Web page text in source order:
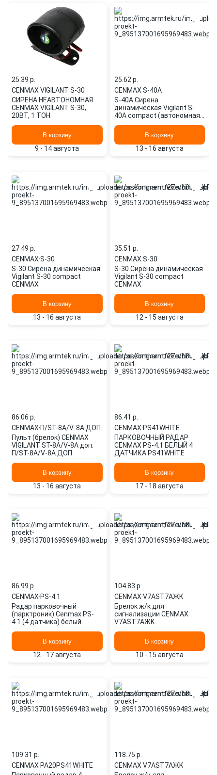
25.39 p.
CENMAX·VIGILANT S-30
СИРЕНА НЕАВТОНОМНАЯ
CENMAX VIGILANT S-30,
20ВТ, 1 ТОН
В корзину
9 - 14 августа
25.62 p.
CENMAX·S-40A
S-40A Сирена
динамическая Vigilant S-
40A compact (автономная)
В корзину
13 - 16 августа
27.49 p.
CENMAX·S-30
S-30 Сирена динамическая
Vigilant S-30 compact
CENMAX
В корзину
13 - 16 августа
35.51 p.
CENMAX·S-30
S-30 Сирена динамическая
Vigilant S-30 compact
CENMAX
В корзину
12 - 15 августа
86.06 p.
CENMAX·П/ST-8A/V-8A ДОП.
Пульт (брелок) CENMAX
VIGILANT ST-8A/V-8A доп.
П/ST-8A/V-8A ДОП.
В корзину
13 - 16 августа
86.41 p.
CENMAX·PS41WHITE
ПАРКОВОЧНЫЙ РАДАР
CENMAX PS-4.1 БЕЛЫЙ 4
ДАТЧИКА PS41WHITE
В корзину
17 - 18 августа
86.99 p.
CENMAX·PS-4.1
Радар парковочный
(парктроник) Cenmax PS-
4.1 (4 датчика) белый
В корзину
12 - 17 августа
104.83 p.
CENMAX·V7AST7AЖK
Брелок ж/к для
сигнализации CENMAX
V7AST7AЖK
В корзину
10 - 15 августа
109.31 p.
CENMAX·PA20PS41WHITE
118.75 p.
CENMAX·V7AST7AЖK